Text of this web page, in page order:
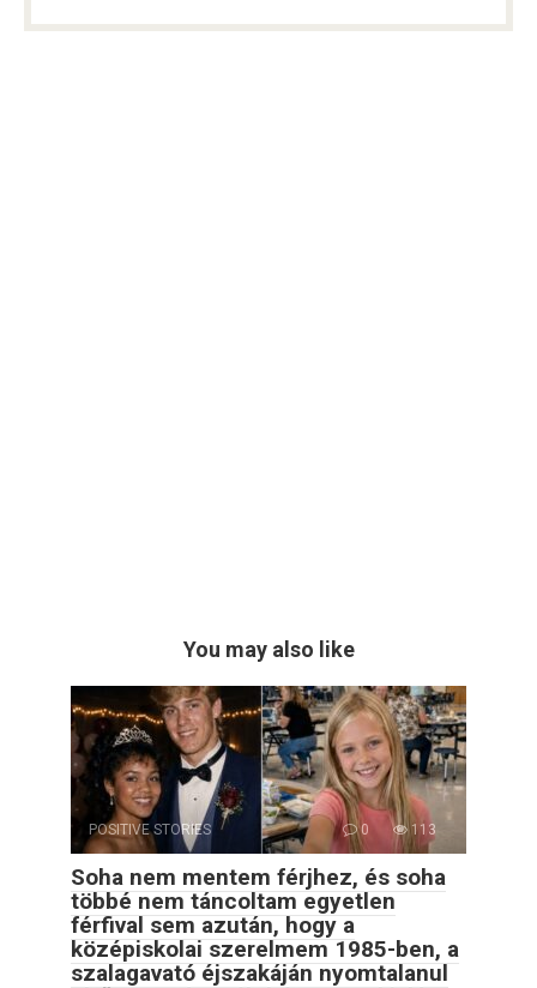
You may also like
POSITIVE STORIES 0 113
Soha nem mentem férjhez, és soha
többé nem táncoltam egyetlen
férfival sem azután, hogy a
középiskolai szerelmem 1985-ben, a
szalagavató éjszakáján nyomtalanul